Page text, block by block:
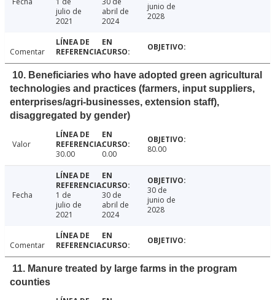
julio de
2021
abril de
2024
junio de
2028
Comentar
10. Beneficiaries who have adopted green agricultural
technologies and practices (farmers, input suppliers,
enterprises/agri-businesses, extension staff),
disaggregated by gender)
Valor
30.00
0.00 80.00
Fecha
1 de
julio de
2021
30 de
abril de
2024
30 de
junio de
2028
Comentar
11. Manure treated by large farms in the program
counties